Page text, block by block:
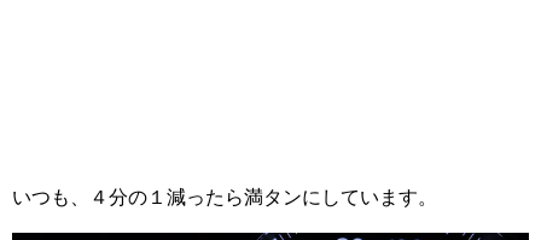
いつも、４分の１減ったら満タンにしています。